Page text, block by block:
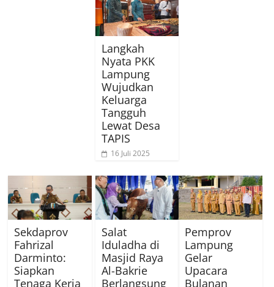
Langkah
Nyata PKK
Lampung
Wujudkan
Keluarga
Tangguh
Lewat Desa
TAPIS
16 Juli 2025
Sekdaprov
Fahrizal
Darminto:
Siapkan
Tenaga Kerja
Salat
Iduladha di
Masjid Raya
Al-Bakrie
Berlangsung
Pemprov
Lampung
Gelar
Upacara
Bulanan